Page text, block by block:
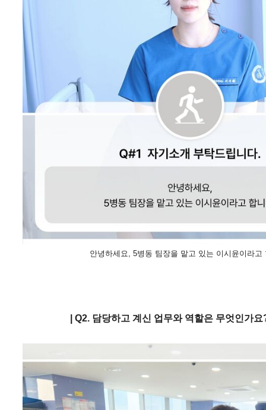
안녕하세요, 5병동 팀장을 맡고 있는 이시윤이라고
| Q2. 담당하고 계신 업무와 역할은 무엇인가요